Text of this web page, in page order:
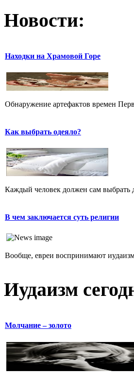
Новости:
Находки на Храмовой Горе
Обнаружение артефактов времен
Как выбрать одеяло?
Каждый человек должен сам выбрать
В чем заключается суть религии
Вообще, евреи воспринимают
Иудаизм
Молчание – золото